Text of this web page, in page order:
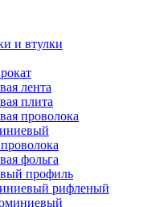
и втулки
лента
плита
проволока
фольга
профиль
рифленый